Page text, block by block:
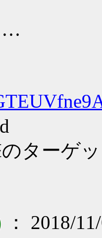
…
ターゲ
： 2018/